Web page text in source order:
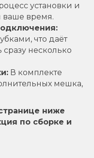
установки и
ваше время.
что даёт
несколько
В комплекте
мешка,
ниже
по сборке и